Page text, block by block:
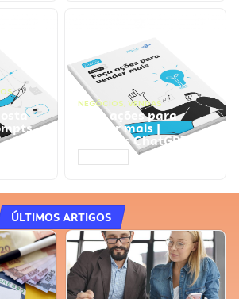
NEGÓCIOS, VENDAS
Faça ações para
vender mais |
Prompts ChatGPT
ÚLTIMOS ARTIGOS